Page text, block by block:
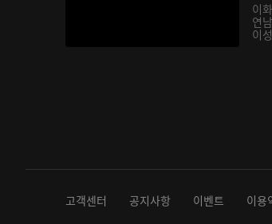
이
연
이
고객센터 공지사항 이벤트 이용